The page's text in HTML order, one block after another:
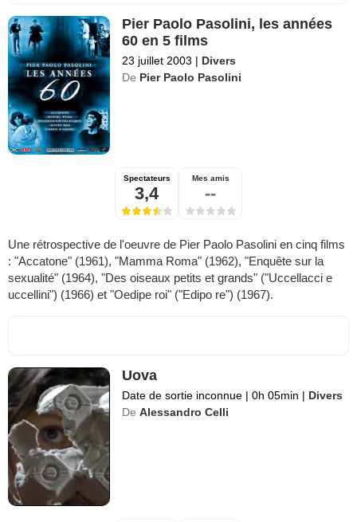
Pier Paolo Pasolini, les années
60 en 5 films
23 juillet 2003 | Divers
De Pier Paolo Pasolini
Spectateurs
3,4
Mes amis
--
Une rétrospective de l'oeuvre de Pier Paolo Pasolini en cinq films
: "Accatone" (1961), "Mamma Roma" (1962), "Enquête sur la
sexualité" (1964), "Des oiseaux petits et grands" ("Uccellacci e
uccellini") (1966) et "Oedipe roi" ("Edipo re") (1967).
Uova
Date de sortie inconnue | 0h 05min | Divers
De Alessandro Celli